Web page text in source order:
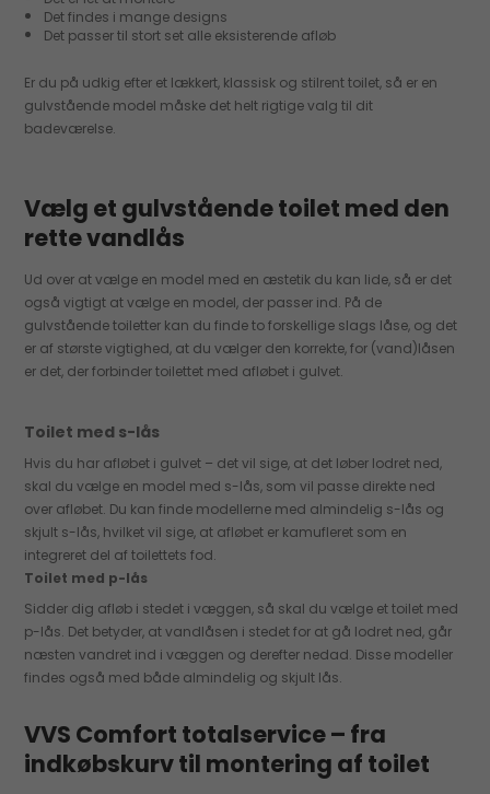
Det findes i mange designs
Det passer til stort set alle eksisterende afløb
Er du på udkig efter et lækkert, klassisk og stilrent toilet, så er en
gulvstående model måske det helt rigtige valg til dit
badeværelse.
Vælg et gulvstående toilet med den
rette vandlås
Ud over at vælge en model med en æstetik du kan lide, så er det
også vigtigt at vælge en model, der passer ind. På de
gulvstående toiletter kan du finde to forskellige slags låse, og det
er af største vigtighed, at du vælger den korrekte, for (vand)låsen
er det, der forbinder toilettet med afløbet i gulvet.
Toilet med s-lås
Hvis du har afløbet i gulvet – det vil sige, at det løber lodret ned,
skal du vælge en model med s-lås, som vil passe direkte ned
over afløbet. Du kan finde modellerne med almindelig s-lås og
skjult s-lås, hvilket vil sige, at afløbet er kamufleret som en
integreret del af toilettets fod.
Toilet med p-lås
Sidder dig afløb i stedet i væggen, så skal du vælge et toilet med
p-lås. Det betyder, at vandlåsen i stedet for at gå lodret ned, går
næsten vandret ind i væggen og derefter nedad. Disse modeller
findes også med både almindelig og skjult lås.
VVS Comfort totalservice – fra
indkøbskurv til montering af toilet